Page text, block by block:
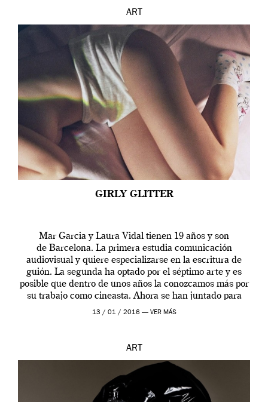
ART
GIRLY GLITTER
Mar Garcia y Laura Vidal tienen 19 años y son
de Barcelona. La primera estudia comunicación
audiovisual y quiere especializarse en la escritura de
guión. La segunda ha optado por el séptimo arte y es
posible que dentro de unos años la conozcamos más por
su trabajo como cineasta. Ahora se han juntado para
contarnos una […]
13 / 01 / 2016 — VER MÁS
ART